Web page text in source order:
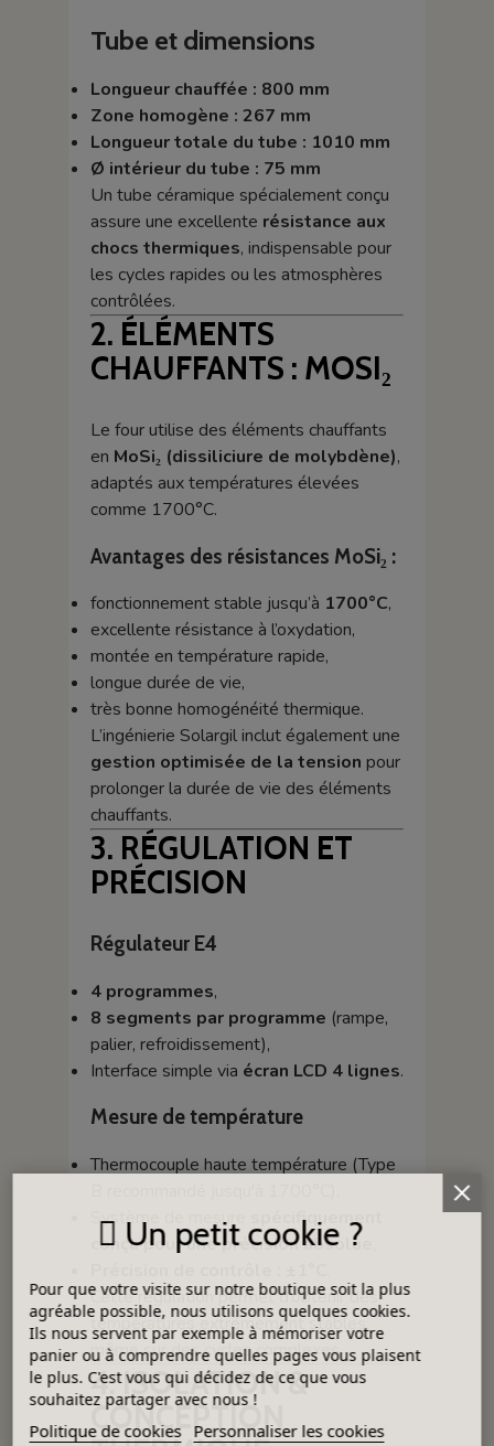
Tube et dimensions
Longueur chauffée : 800 mm
Zone homogène : 267 mm
Longueur totale du tube : 1010 mm
Ø intérieur du tube : 75 mm
Un tube céramique spécialement conçu
assure une excellente résistance aux
chocs thermiques, indispensable pour
les cycles rapides ou les atmosphères
contrôlées.
2. ÉLÉMENTS
CHAUFFANTS : MOSI₂
Le four utilise des éléments chauffants
en MoSi₂ (dissiliciure de molybdène),
adaptés aux températures élevées
comme 1700°C.
Avantages des résistances MoSi₂ :
fonctionnement stable jusqu’à 1700°C,
excellente résistance à l’oxydation,
montée en température rapide,
longue durée de vie,
très bonne homogénéité thermique.
L’ingénierie Solargil inclut également une
gestion optimisée de la tension pour
prolonger la durée de vie des éléments
chauffants.
3. RÉGULATION ET
PRÉCISION
Régulateur E4
4 programmes,
8 segments par programme (rampe,
palier, refroidissement),
Interface simple via écran LCD 4 lignes.
Mesure de température
Thermocouple haute température (Type
Système de mesure
spécifiquement
conçu pour une précision absolue
Cette régulation permet d’obtenir des
températures extrêmement stables,
même sur des cycles complexes.
4. ISOLATION &
CONCEPTION
Un petit cookie ?
Pour que votre visite sur notre boutique soit la plus
agréable possible, nous utilisons quelques cookies.
Ils nous servent par exemple à mémoriser votre
panier ou à comprendre quelles pages vous plaisent
le plus. C'est vous qui décidez de ce que vous
souhaitez partager avec nous !
Politique de cookies Personnaliser les cookies